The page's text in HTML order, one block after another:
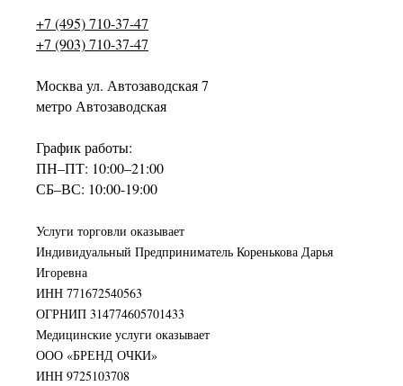
+7 (495) 710-37-47
+7 (903) 710-37-47
Москва ул. Автозаводская 7
метро Автозаводская
График работы:
ПН–ПТ: 10:00–21:00
СБ–ВС: 10:00-19:00
Услуги торговли оказывает
Индивидуальный Предприниматель Коренькова Дарья
Игоревна
ИНН 771672540563
ОГРНИП 314774605701433
Медицинские услуги оказывает
ООО «БРЕНД ОЧКИ»
ИНН 9725103708